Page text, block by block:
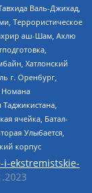
Валь-Джихад,
Террористическое
аш-Шам, Ахлю
Хатлонский
г. Оренбург,
Номана
ячейка, Батал-
Улыбается,
корпус
ekstremistskie-